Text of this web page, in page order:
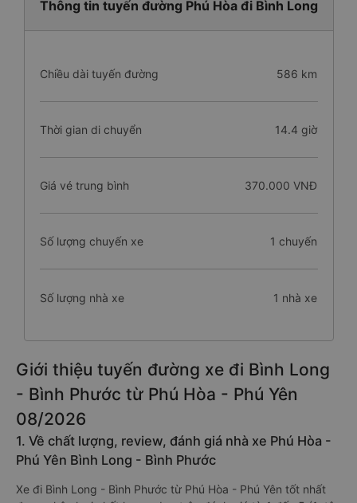
Thông tin tuyến đường Phú Hòa đi Bình Long
Chiều dài tuyến đường 586 km
Thời gian di chuyển 14.4 giờ
Giá vé trung bình 370.000 VNĐ
Số lượng chuyến xe 1 chuyến
Số lượng nhà xe 1 nhà xe
Giới thiệu tuyến đường xe đi Bình Long
- Bình Phước từ Phú Hòa - Phú Yên
08/2026
1. Về chất lượng, review, đánh giá nhà xe Phú Hòa -
Phú Yên Bình Long - Bình Phước
Xe đi Bình Long - Bình Phước từ Phú Hòa - Phú Yên tốt nhất